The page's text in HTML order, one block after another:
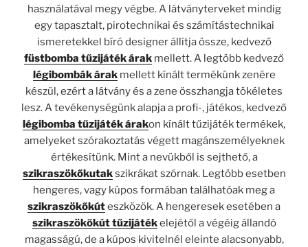
használatával megy végbe. A látványterveket mindig
egy tapasztalt, pirotechnikai és számítástechnikai
ismeretekkel bíró designer állítja össze, kedvező
füstbomba tűzijáték árak mellett. A legtöbb kedvező
légibombák árakmellett kínált termékünk zenére
készül, ezért a látvány és a zene összhangja tökéletes
lesz. A tevékenységünk alapja a profi-, játékos, kedvező
légibomba tűzijáték árakon kínált tűzijáték termékek,
amelyeket szórakoztatás végett magánszemélyeknek
értékesítünk. Mint a nevükből is sejthető, a
szikraszökőkutakszikrákat szórnak. Legtöbb esetben
hengeres, vagy kúpos formában találhatóak meg a
szikraszökőkúteszközök. A hengeresek esetében a
szikraszökőkút tűzijátékelejétől a végéig állandó
magasságú, de a kúpos kivitelnél eleinte alacsonyabb,